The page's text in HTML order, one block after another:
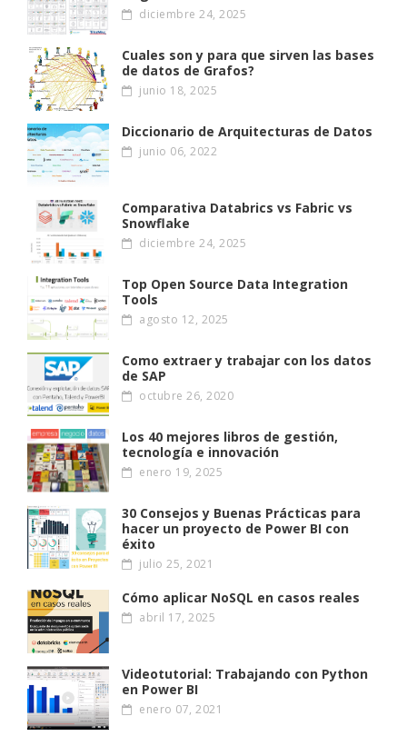
diciembre 24, 2025
Cuales son y para que sirven las bases
de datos de Grafos?
junio 18, 2025
Diccionario de Arquitecturas de Datos
junio 06, 2022
Comparativa Databrics vs Fabric vs
Snowflake
diciembre 24, 2025
Top Open Source Data Integration
Tools
agosto 12, 2025
Como extraer y trabajar con los datos
de SAP
octubre 26, 2020
Los 40 mejores libros de gestión,
tecnología e innovación
enero 19, 2025
30 Consejos y Buenas Prácticas para
hacer un proyecto de Power BI con
éxito
julio 25, 2021
Cómo aplicar NoSQL en casos reales
abril 17, 2025
Videotutorial: Trabajando con Python
en Power BI
enero 07, 2021